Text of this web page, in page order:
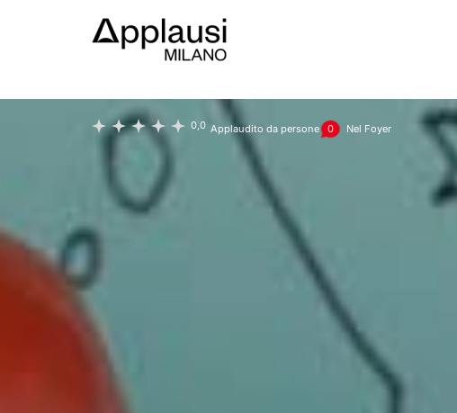
Piccoli miracoli
0,0 Applaudito da persone 0 Nel Foyer